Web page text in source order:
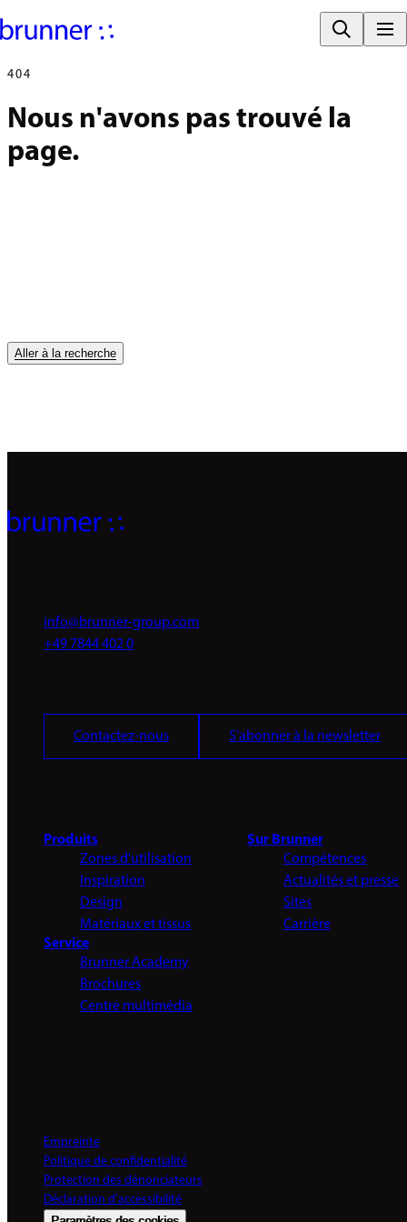
404
Nous n'avons pas trouvé la
page.
Aller à la recherche
info@brunner-group.com
+49 7844 402 0
Contactez-nous S’abonner à la newsletter
Produits
Zones d'utilisation
Inspiration
Design
Matériaux et tissus
Sur Brunner
Compétences
Actualités et presse
Sites
Carrière
Service
Brunner Academy
Brochures
Centre multimédia
Empreinte
Politique de confidentialité
Protection des dénonciateurs
Déclaration d'accessibilité